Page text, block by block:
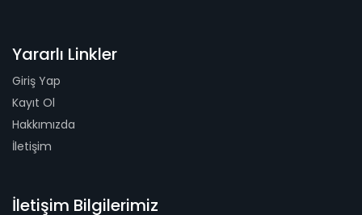
Yararlı Linkler
Giriş Yap
Kayıt Ol
Hakkımızda
İletişim
İletişim Bilgilerimiz